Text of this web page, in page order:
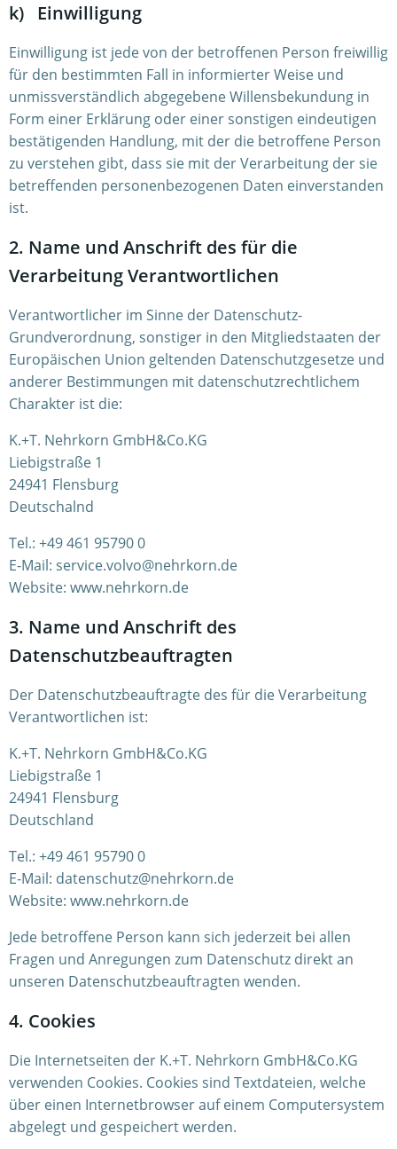
k) Einwilligung
Einwilligung ist jede von der betroffenen Person freiwillig
für den bestimmten Fall in informierter Weise und
unmissverständlich abgegebene Willensbekundung in
Form einer Erklärung oder einer sonstigen eindeutigen
bestätigenden Handlung, mit der die betroffene Person
zu verstehen gibt, dass sie mit der Verarbeitung der sie
betreffenden personenbezogenen Daten einverstanden
ist.
2. Name und Anschrift des für die
Verarbeitung Verantwortlichen
Verantwortlicher im Sinne der Datenschutz-
Grundverordnung, sonstiger in den Mitgliedstaaten der
Europäischen Union geltenden Datenschutzgesetze und
anderer Bestimmungen mit datenschutzrechtlichem
Charakter ist die:
K.+T. Nehrkorn GmbH&Co.KG
Liebigstraße 1
24941 Flensburg
Deutschalnd
Tel.: +49 461 95790 0
E-Mail: service.volvo@nehrkorn.de
Website: www.nehrkorn.de
3. Name und Anschrift des
Datenschutzbeauftragten
Der Datenschutzbeauftragte des für die Verarbeitung
Verantwortlichen ist:
K.+T. Nehrkorn GmbH&Co.KG
Liebigstraße 1
24941 Flensburg
Deutschland
Tel.: +49 461 95790 0
E-Mail: datenschutz@nehrkorn.de
Website: www.nehrkorn.de
Jede betroffene Person kann sich jederzeit bei allen
Fragen und Anregungen zum Datenschutz direkt an
unseren Datenschutzbeauftragten wenden.
4. Cookies
Die Internetseiten der K.+T. Nehrkorn GmbH&Co.KG
verwenden Cookies. Cookies sind Textdateien, welche
über einen Internetbrowser auf einem Computersystem
abgelegt und gespeichert werden.